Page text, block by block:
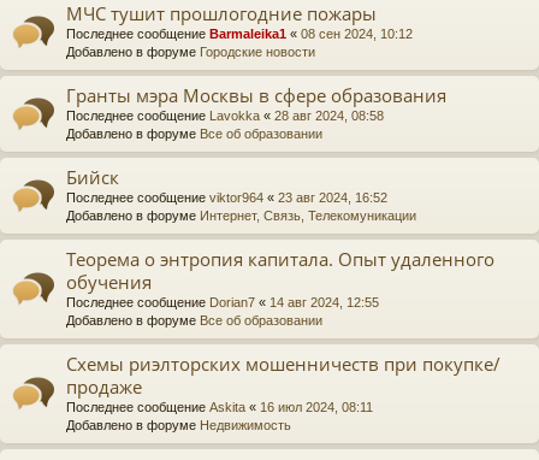
МЧС тушит прошлогодние пожары
Последнее сообщение Barmaleika1 « 08 сен 2024, 10:12
Добавлено в форуме Городские новости
Гранты мэра Москвы в сфере образования
Последнее сообщение Lavokka « 28 авг 2024, 08:58
Добавлено в форуме Все об образовании
Бийск
Последнее сообщение viktor964 « 23 авг 2024, 16:52
Добавлено в форуме Интернет, Связь, Телекомуникации
Теорема о энтропия капитала. Опыт удаленного
обучения
Последнее сообщение Dorian7 « 14 авг 2024, 12:55
Добавлено в форуме Все об образовании
Схемы риэлторских мошенничеств при покупке/
продаже
Последнее сообщение Askita « 16 июл 2024, 08:11
Добавлено в форуме Недвижимость